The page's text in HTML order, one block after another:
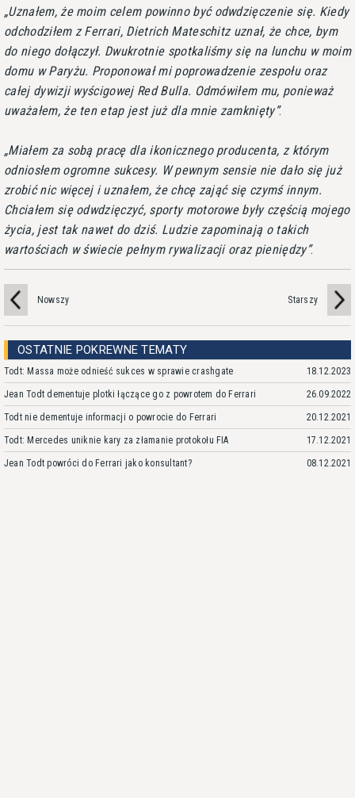
Uznałem, że moim celem powinno być odwdzięczenie się. Kiedy
odchodziłem z Ferrari, Dietrich Mateschitz uznał, że chce, bym
do niego dołączył. Dwukrotnie spotkaliśmy się na lunchu w moim
domu w Paryżu. Proponował mi poprowadzenie zespołu oraz
całej dywizji wyścigowej Red Bulla. Odmówiłem mu, ponieważ
uważałem, że ten etap jest już dla mnie zamknięty .
Miałem za sobą pracę dla ikonicznego producenta, z którym
odniosłem ogromne sukcesy. W pewnym sensie nie dało się już
zrobić nic więcej i uznałem, że chcę zająć się czymś innym.
Chciałem się odwdzięczyć, sporty motorowe były częścią mojego
życia, jest tak nawet do dziś. Ludzie zapominają o takich
wartościach w świecie pełnym rywalizacji oraz pieniędzy .
Nowszy Starszy
OSTATNIE POKREWNE TEMATY
Todt: Massa może odnieść sukces w sprawie crashgate 18.12.2023
Jean Todt dementuje plotki łączące go z powrotem do Ferrari 26.09.2022
Todt nie dementuje informacji o powrocie do Ferrari 20.12.2021
Todt: Mercedes uniknie kary za złamanie protokołu FIA 17.12.2021
Jean Todt powróci do Ferrari jako konsultant? 08.12.2021